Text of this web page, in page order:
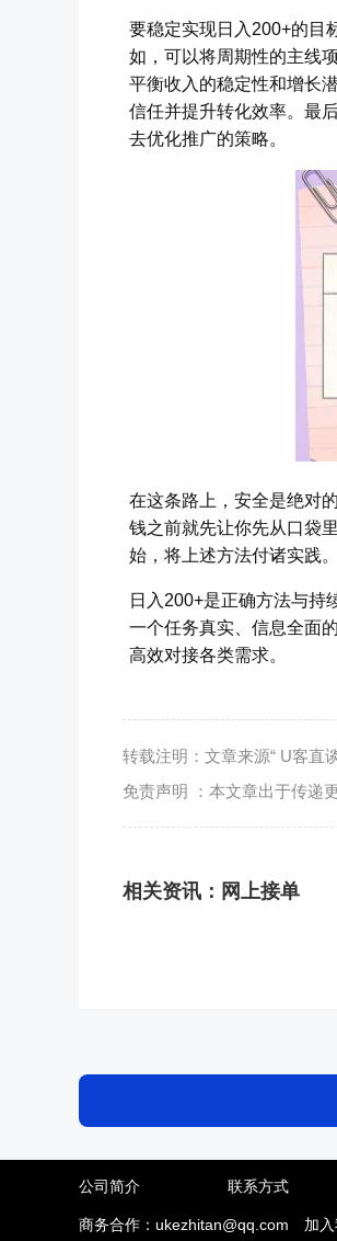
要稳定实现日入200+的目
如，可以将周期性的主线
平衡收入的稳定性和增长
信任并提升转化效率。最
去优化推广的策略。
在这条路上，安全是绝对
钱之前就先让你先从口袋
始，将上述方法付诸实践。
日入200+是正确方法与持
一个任务真实、信息全面
高效对接各类需求。
转载注明：文章来源“ U客直
免责声明 ：本文章出于传递
相关资讯： 网上接单
公司简介 联系方式
商务合作：ukezhitan@qq.com 加